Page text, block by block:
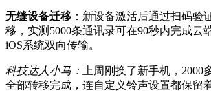
无缝设备迁移 ：新设备激活后通过扫码验
移，实测5000条通讯录可在90秒内完成云
iOS系统双向传输。
科技达人小马：
上周刚换了新手机，2000
全部转移完成，连自定义铃声设置都保留着